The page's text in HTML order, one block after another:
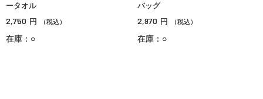
ータオル
2,750 円 （税込）
在庫：○
バッグ
2,970 円 （税込）
在庫：○